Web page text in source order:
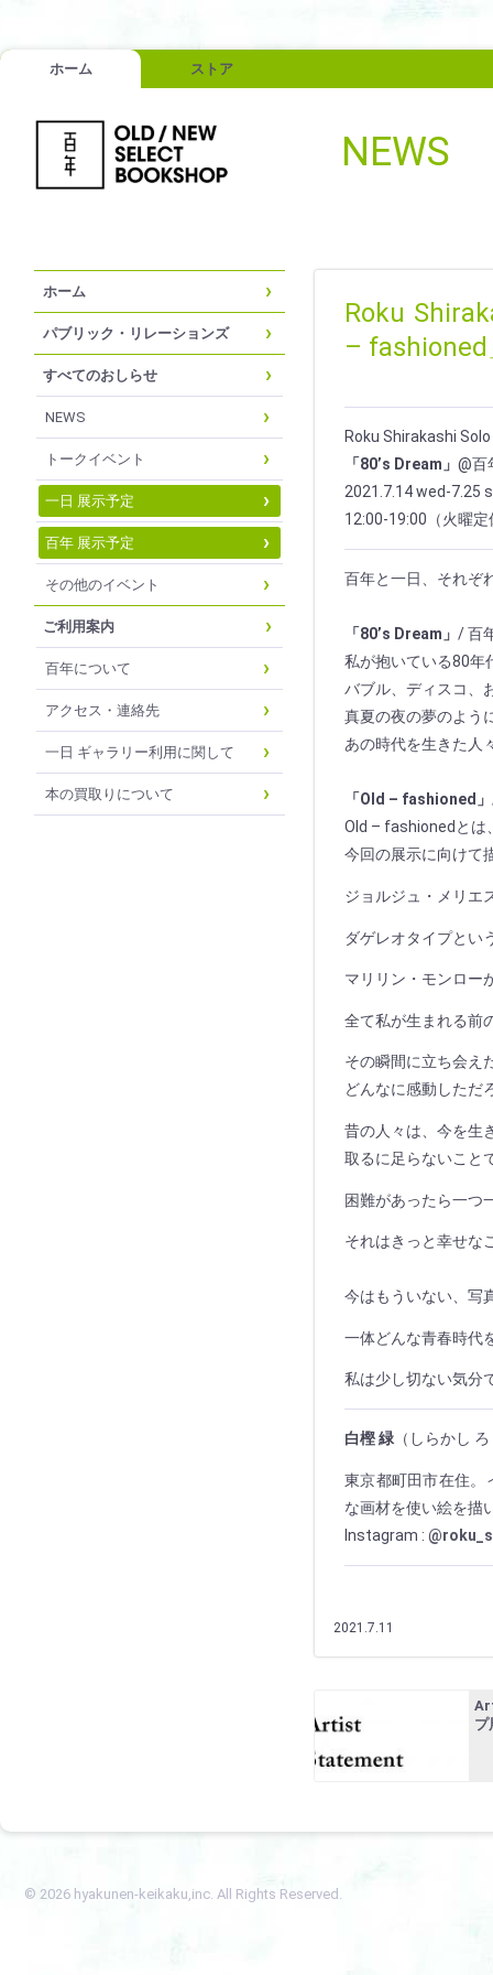
ホーム ストア
NEWS
ホーム
パブリック・リレーションズ
すべてのおしらせ
NEWS
トークイベント
一日 展示予定
百年 展示予定
その他のイベント
ご利用案内
百年について
アクセス・連絡先
一日 ギャラリー利用に関して
本の買取りについて
Roku
– fashioned
Roku Shirakashi
「80’s Dream」 @
2021.7.14 wed-7.25
12:00-19:00（火曜定
百年と一日、それぞ
「80’s Dream」 / 百
私が抱いている80年
バブル、ディスコ、
真夏の夜の夢のよう
あの時代を生きた人
「Old – fashioned」
Old – fashionedとは
今回の展示に向けて
ジョルジュ・メリエ
ダゲレオタイプとい
マリリン・モンロー
全て私が生まれる前
その瞬間に立ち会え
どんなに感動しただ
昔の人々は、今を生
取るに足らないこと
困難があったら一つ
それはきっと幸せな
今はもういない、
一体どんな青春時代
私は少し切ない気分
白樫 緑（しらかし
東京都町田市在住。
な画材を使い絵を描
Instagram :
2021.7.11
プ
© 2026 hyakunen-keikaku,inc. All Rights Reserved.